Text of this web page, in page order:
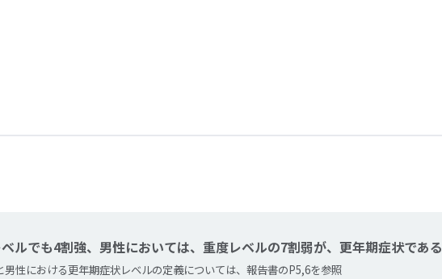
ルでも4割強、男性においては、重度レベルの7割弱が、更年期症状である
性における更年期症状レベルの定義については、報告書のP5,6を参照